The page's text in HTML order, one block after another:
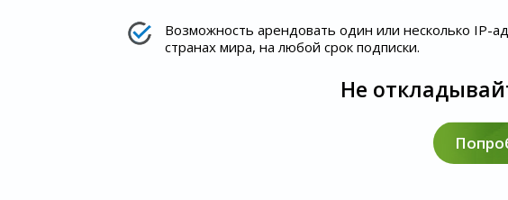
Возможность арендовать один или несколько IP-
странах мира, на любой срок подписки.
Не